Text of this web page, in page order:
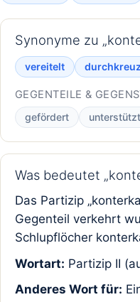
Synonyme zu
vereitelt
GEGENTEILE &
gefördert unterstützt
Was bedeutet
Das Partizip
Gegenteil verkehrt
Schlupflöcher
Wortart: Partizip II
Anderes Wort für: